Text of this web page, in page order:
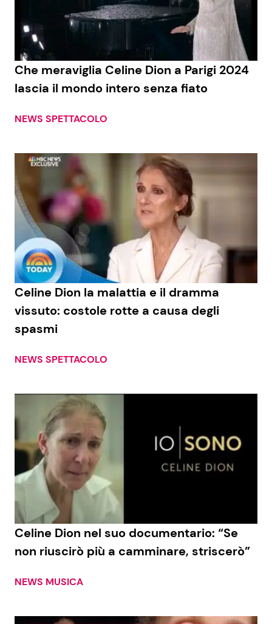
Persone Scomparse
Fiction e Serie TV
Programmi TV
Reality e Talent
ShowBiz
News Cinema
News Musica
News Spettacolo
Social News
News dal mondo
Benessere
Casa
Moda e Style
Mondo Mamma
News benessere
Salute
Viaggi e Turismo
Festività
Cucina e Ricette
Le Ricette in TV
Primi Piatti
Ricette Facili e Veloci
Ricette per Bambini
Seguici
Che meraviglia Celine Dion a Parigi 2024
lascia il mondo intero senza fiato
NEWS SPETTACOLO
Celine Dion la malattia e il dramma
vissuto: costole rotte a causa degli
spasmi
NEWS SPETTACOLO
Celine Dion nel suo documentario: “Se
non riuscirò più a camminare, striscerò”
NEWS MUSICA